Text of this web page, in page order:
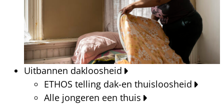
Uitbannen dakloosheid
ETHOS telling dak-en thuisloosheid
Alle jongeren een thuis